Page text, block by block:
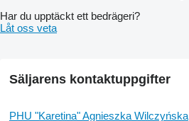
Har du upptäckt ett bedrägeri?
Låt oss veta
Säljarens kontaktuppgifter
PHU "Karetina" Agnieszka Wilczyńska